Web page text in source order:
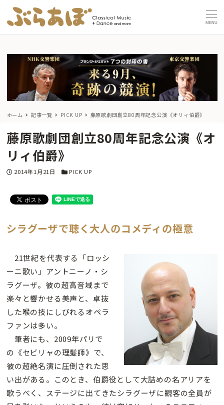
MENU
ホーム 記事一覧 PICK UP 藤原歌劇団創立80周年記念公演《オリィ伯爵》
藤原歌劇団創立80周年記念公演《オ
リィ伯爵》
投稿日
2014年1月21日 カテゴリー
PICK UP
シラグーザで聴く大人のコメディの極意
21世紀を代表する「ロッシ
ーニ歌い」アントニーノ・シ
ラグーザ。彼の超高音域まで
楽々と響かせる美声と、卓抜
した喉の技にしびれるオペラ
ファンは多い。
筆者にも、2009年パリで
の《セビリャの理髪師》で、
彼の超絶名演に圧倒された思
い出がある。このとき、伯爵役として大詰めの名アリアを
歌うべく、ステージに出てきたシラグーザに観客の全員が